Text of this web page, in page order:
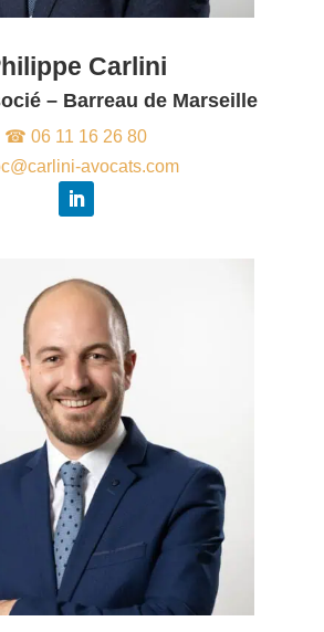
Carlini
– Barreau de Marseille
☎ 06 11 16 26 80
avocats.com